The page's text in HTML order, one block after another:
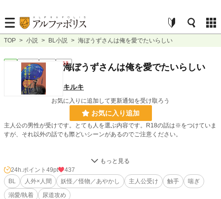
TOP > 小説 > BL小説 > 海ぼうずさんは俺を愛でたいらしい
連載中 長編 R18
海ぼうずさんは俺を愛でたいらしい
キルキ
お気に入りに追加して更新通知を受け取ろう
お気に入り追加
主人公の男性が受けです。とても人を選ぶ内容です。R18の話は※をつけていま
すが、それ以外の話でも際どいシーンがあるのでご注意ください。
友人たちとビーチに遊びに行った鍵田裕也は、そこで恋人の浮気現場を目撃して
しまう。あまりのショックに海を楽しむ気力を無くし、洞窟で涙を流している
と、そこで不思議な生き物と出会った。やけに裕也に懐いているそれは、今まで
に見たことのない形をしていた。
24h.ポイント 49pt
437
BL
人外×人間 妖怪／怪物／あやかし 主人公受け 触手
喘ぎ
溺愛/執着
尿道攻め